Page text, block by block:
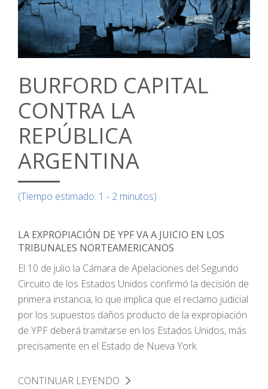
BURFORD CAPITAL
CONTRA LA
REPÚBLICA
ARGENTINA
(Tiempo estimado: 1 - 2 minutos)
LA EXPROPIACIÓN DE YPF VA A JUICIO EN LOS
TRIBUNALES NORTEAMERICANOS
El 10 de julio la Cámara de Apelaciones del Segundo
Circuito de los Estados Unidos confirmó la decisión de
primera instancia, lo que implica que el reclamo judicial
por los supuestos daños producto de la expropiación
de YPF deberá tramitarse en los Estados Unidos, más
precisamente en el Estado de Nueva York.
CONTINUAR LEYENDO